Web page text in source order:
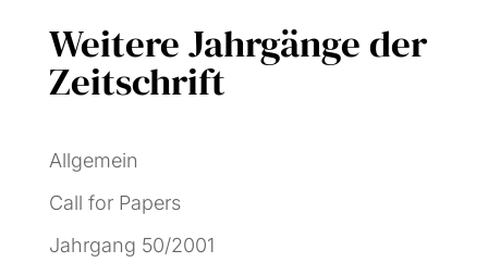
Weitere Jahrgänge der
Zeitschrift
Allgemein
Call for Papers
Jahrgang 50/2001